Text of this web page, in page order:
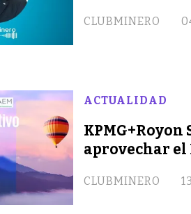
CLUBMINERO
KPMG+Royon
aprovechar el
CLUBMINERO
ACTUALIDAD